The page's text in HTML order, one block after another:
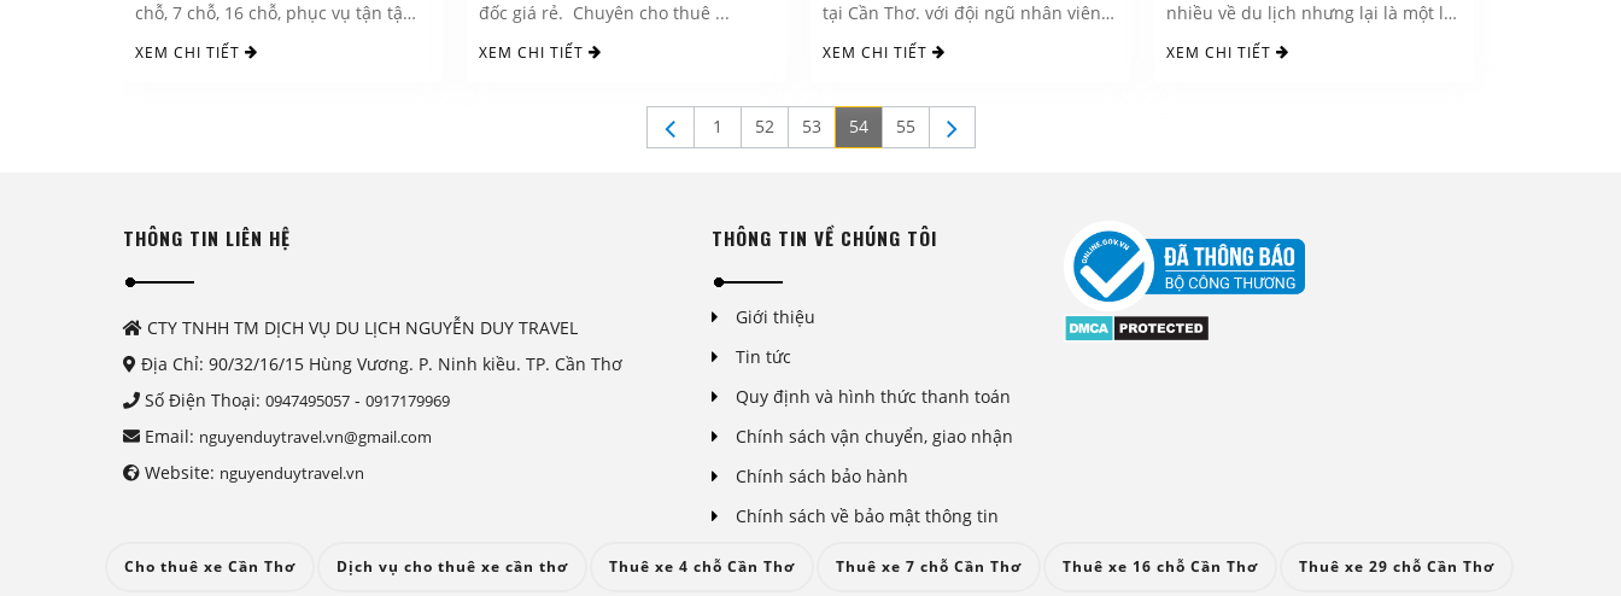
chỗ, 7 chỗ, 16 chỗ, phục vụ tận tậm.
...
XEM CHI TIẾT
đốc giá rẻ. Chuyên cho thuê ...
XEM CHI TIẾT
tại Cần Thơ. với đội ngũ nhân viên
...
XEM CHI TIẾT
nhiều về du lịch nhưng lại là một lợi
thế cực kỳ thú ...
XEM CHI TIẾT
1 52 53 54 55
THÔNG TIN LIÊN HỆ
CTY TNHH TM DỊCH VỤ DU LỊCH NGUYỄN DUY TRAVEL
Địa Chỉ: 90/32/16/15 Hùng Vương. P. Ninh kiều. TP. Cần Thơ
Số Điện Thoại: 0947495057 - 0917179969
Email: nguyenduytravel.vn@gmail.com
Website: nguyenduytravel.vn
THÔNG TIN VỀ CHÚNG TÔI
Giới thiệu
Tin tức
Quy định và hình thức thanh toán
Chính sách vận chuyển, giao nhận
Chính sách bảo hành
Chính sách về bảo mật thông tin
Cho thuê xe Cần Thơ Dịch vụ cho thuê xe cần thơ Thuê xe 4 chỗ Cần Thơ Thuê xe 7 chỗ Cần Thơ Thuê xe 16 chỗ Cần Thơ Thuê xe 29 chỗ Cần Thơ